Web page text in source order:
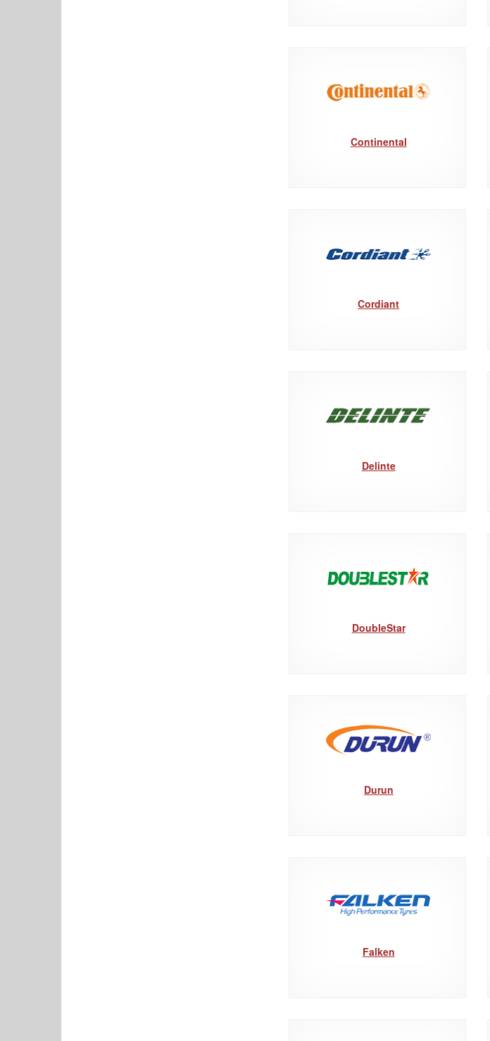
Continental
Cordiant
Delinte
DoubleStar
Durun
Falken